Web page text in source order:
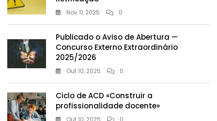
Nov 11, 2025 0
Publicado o Aviso de Abertura —
Concurso Externo Extraordinário
2025/2026
Out 10, 2025 0
Ciclo de ACD «Construir a
profissionalidade docente»
Out 10, 2025 0